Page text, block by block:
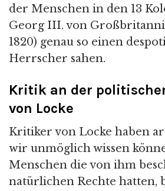
der Menschen in den 13
Georg III. von
1820) genau so einen
Herrscher sahen.
Kritik an der
von Locke
Kritiker von Locke haben
wir unmöglich wissen
Menschen die von ihm
natürlichen Rechte hatten,